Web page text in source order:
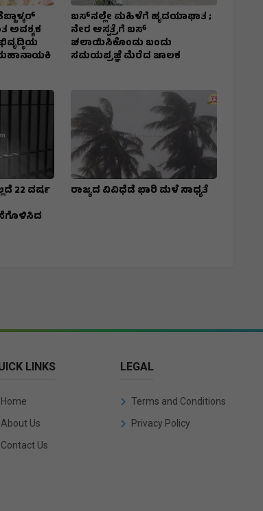
ಅವಶ್ಯಕ
ಬಸ್‌ನಲ್ಲೇ ಮಹಿಳೆಗೆ ಹೃದಯಾಘಾತ ;
ನೇರ ಆಸ್ಪತ್ರೆಗೆ ಬಸ್‌
ಚಲಾಯಿಸಿಕೊಂಡು ಬಂದು
ಸಮಯಪ್ರಜ್ಞೆ ಮೆರೆದ ಚಾಲಕ
22 ವರ್ಷ
ರಾಜ್ಯದ ವಿವಿಧೆಡೆ ಭಾರಿ ಮಳೆ ಸಾಧ್ಯತೆ
LINKS
Home
About Us
Contact Us
LEGAL
Terms and Conditions
Privacy Policy